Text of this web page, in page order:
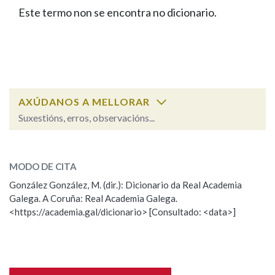
FIGURAS HOMENAXEADAS
PORTAL DAS PALABRAS
Facebook
TwitterYoutubeInstagram
Bluesky
BUSCAR NOS LEMAS
Remata por
BUSCAR NO CONTIDO
Nas definicións
Este termo non se encontra no dicionario.
AXÚDANOS A MELLORAR
Suxestións, erros, observacións...
Observación
Nome
MODO DE CITA
González González, M. (dir.): Dicionario da Real Academia
Galega. A Coruña: Real Academia Galega.
<https://academia.gal/dicionario> [Consultado: <data>]